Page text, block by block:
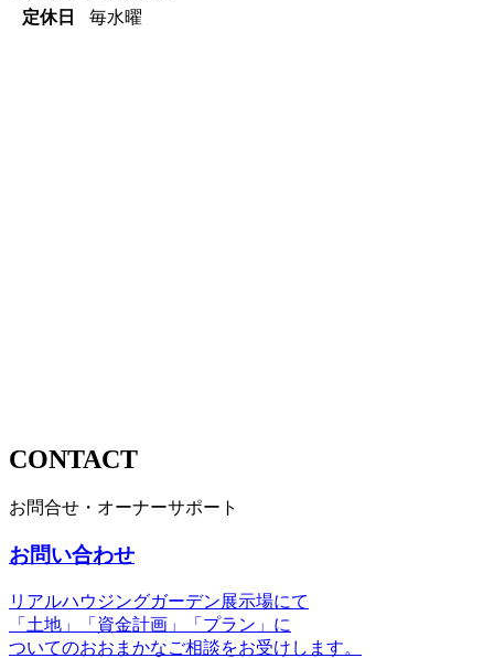
定休日
毎水曜
CONTACT
お問合せ・オーナーサポート
お問い合わせ
リアルハウジングガーデン展示場にて
「土地」「資金計画」「プラン」に
ついてのおおまかなご相談をお受けします。